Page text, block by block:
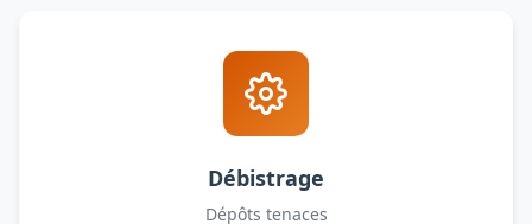
Débistrage
Dépôts tenaces